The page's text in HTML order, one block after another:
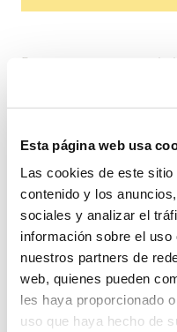
Esta página web usa
Las cookies de este
contenido y los
sociales y analizar el
información sobre el
nuestros partners de
web, quienes pueden
les haya proporcionado
uso que haya hecho de
Estrenamos nueva web.
lanzamos con mucha
clientes, colaboradores
El objetivo de la nueva
esenciales sobre la
manera muy clara y
hemos simplificado al
cualquier información
mínimo de 'clics'.
esta razón nos ponemos
Internet, e
blog de Dasler sea el
sistemática nuestra